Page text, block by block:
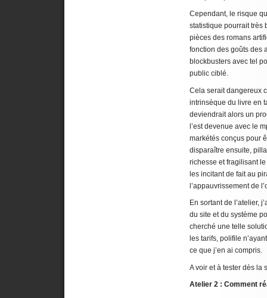
Cependant, le risque
statistique pourrait très
pièces des romans
fonction des goûts des
blockbusters avec tel
public ciblé.
Cela serait dangereux
intrinsèque du livre en
deviendrait alors un
l’est devenue avec le
markétés conçus pour
disparaître ensuite,
richesse et fragilisant
les incitant de fait au
l’appauvrissement de
En sortant de l’atelier,
du site et du système
cherché une telle
les tarifs, polifile
ce que j’en ai compris.
A voir et à tester dès
Atelier 2 : Comment